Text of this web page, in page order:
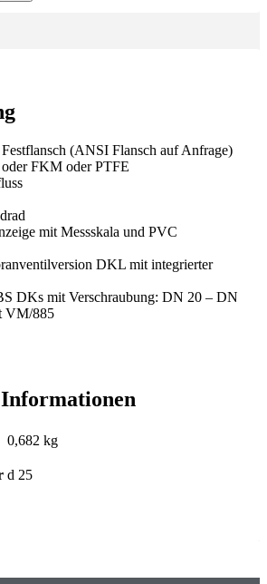
(ANSI Flansch auf Anfrage)
FKM oder PTFE
mit Messskala und PVC
DKL mit integrierter
DKs mit Verschraubung: DN 20 – DN
VM/885
0,682 kg
d 25